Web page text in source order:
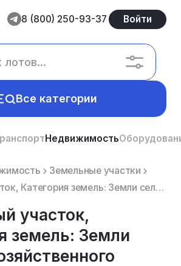
8 (800) 250-93-37 Войти
Все категории
Недвижимость
Земельные участки
Земельный участок, Категория земель: Земли сельскохозяйственного назначения, Вид разрешённого исполь...
участок,
земель: Земли